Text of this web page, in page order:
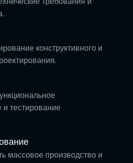
конструктивного и
и тестирование
массовое производство и